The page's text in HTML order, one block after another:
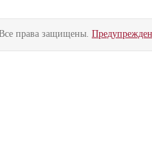
права защищены.